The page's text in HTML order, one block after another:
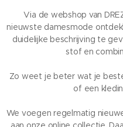
Via de webshop van
nieuwste damesmode
duidelijke beschrijving te
stof en
Zo weet je beter wat je
of een
We voegen regelmatig